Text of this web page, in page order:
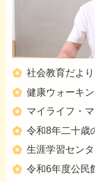
社会教育だより
健康ウォーキ
マイライフ・
令和8年二十歳
生涯学習セン
令和6年度公民